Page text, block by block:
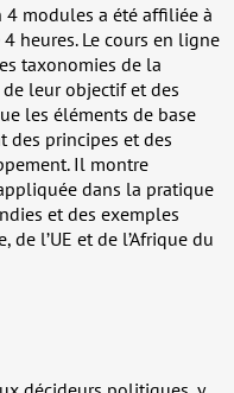
4 modules a été affiliée à
heures. Le cours en ligne
taxonomies de la
leur objectif et des
les éléments de base
des principes et des
Il montre
dans la pratique
et des exemples
l’UE et de l’Afrique du